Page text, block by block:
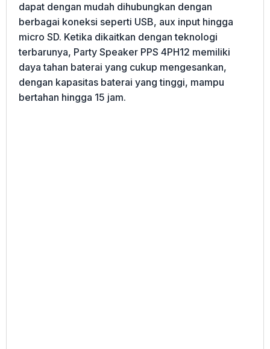
dapat dengan mudah dihubungkan dengan
berbagai koneksi seperti USB, aux input hingga
micro SD. Ketika dikaitkan dengan teknologi
terbarunya, Party Speaker PPS 4PH12 memiliki
daya tahan baterai yang cukup mengesankan,
dengan kapasitas baterai yang tinggi, mampu
bertahan hingga 15 jam.